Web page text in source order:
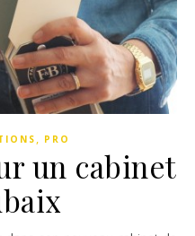
, PRO
un cabinet